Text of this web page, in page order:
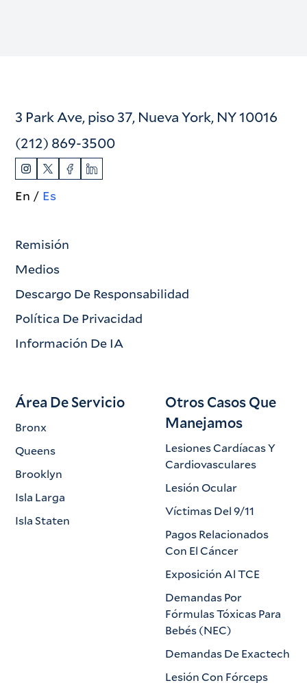
3 Park Ave, piso 37, Nueva York, NY 10016
(212) 869-3500
En Es
Remisión
Medios
Descargo De Responsabilidad
Política De Privacidad
Información De IA
Área De Servicio
Bronx
Queens
Brooklyn
Isla Larga
Isla Staten
Otros Casos Que
Manejamos
Lesiones Cardíacas Y
Cardiovasculares
Lesión Ocular
Víctimas Del 9/11
Pagos Relacionados
Con El Cáncer
Exposición Al TCE
Demandas Por
Fórmulas Tóxicas Para
Bebés (NEC)
Demandas De Exactech
Lesión Con Fórceps